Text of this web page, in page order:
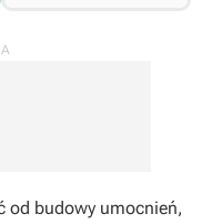
od budowy umocnień,